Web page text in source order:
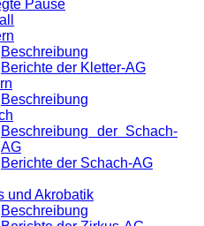
Pause
Beschreibung
Berichte der Kletter-AG
Beschreibung
Beschreibung der Schach-
AG
Berichte der Schach-AG
und Akrobatik
Beschreibung